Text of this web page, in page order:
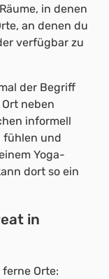
in denen
an denen du
verfügbar zu
der Begriff
neben
informell
fühlen und
Yoga-
dort so ein
in
Orte: